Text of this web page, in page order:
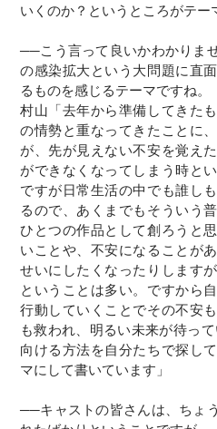
いくのか？というところがテー
──こう言って良いかわかりま
の感染拡大という大問題に直
るものを感じるテーマですね。
村山「去年から準備してきた
の情勢と重なってきたことに
が、先が見えない不安を覚え
ができなくなってしまう時と
ですが日常生活の中でも誰し
るので、あくまでもそういう
ひとつの作品として創ろうと
いことや、不安になることが
せいにしたくなったりします
ということは多い。ですから
行動していくことでその不安
も救われ、明るい未来が待っ
向ける方法を自分たちで探し
マにして書いています」
──キャストの皆さんは、ちょ